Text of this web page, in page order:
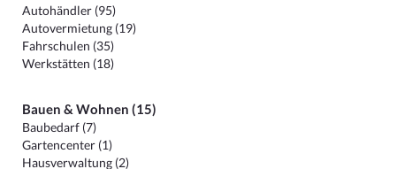
Autohändler (95)
Autovermietung (19)
Fahrschulen (35)
Werkstätten (18)
Bauen & Wohnen (15)
Baubedarf (7)
Gartencenter (1)
Hausverwaltung (2)